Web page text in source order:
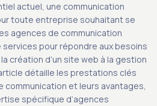
actuel, une communication
toute entreprise souhaitant se
agences de communication
pour répondre aux besoins
création d’un site web à la gestion
détaille les prestations clés
communication et leurs avantages,
spécifique d’agences